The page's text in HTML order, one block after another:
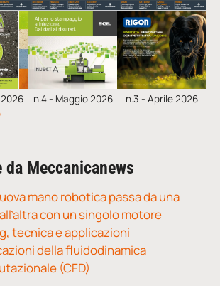
2026 n.4 - Maggio 2026 n.3 - Aprile 2026
da Meccanicanews
mano robotica passa da una
con un singolo motore
tecnica e applicazioni
della fluidodinamica
(CFD)